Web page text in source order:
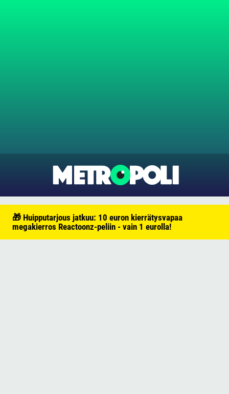
🎁 Huipputarjous jatkuu: 10 euron kierrätysvapaa
megakierros Reactoonz-peliin - vain 1 eurolla!